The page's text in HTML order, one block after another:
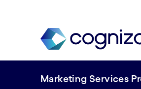
Marketing Services